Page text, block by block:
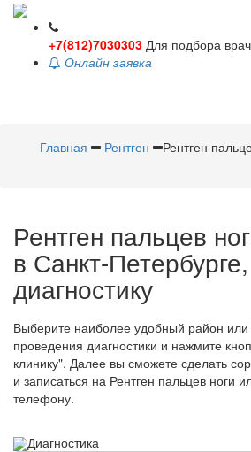
+7(812)7030303 Для подбора
Онлайн заявка
Главная
Рентген Рентген
Рентген пальцев
в Санкт-
диагностику
Выберите наиболее удобный район
проведения диагностики и нажмите
клинику". Далее вы сможете сделать
и записаться на Рентген пальцев ноги
телефону.
Диагностика